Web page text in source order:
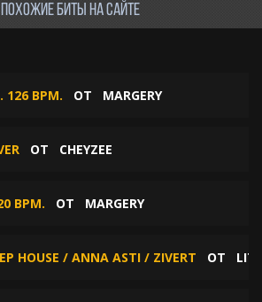
ПОХОЖИЕ БИТЫ НА САЙТЕ
BPM. ОТ MARGERY
ОТ CHEYZEE
BPM. ОТ MARGERY
HOUSE / ANNA ASTI / ZIVERT ОТ